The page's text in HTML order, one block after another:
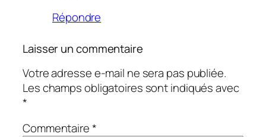
Répondre
Laisser un commentaire
Votre adresse e-mail ne sera pas publiée.
Les champs obligatoires sont indiqués avec
*
Commentaire*